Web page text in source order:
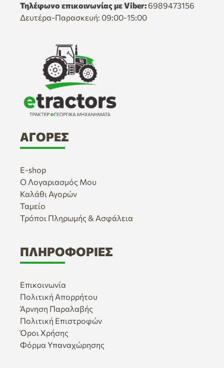
Τηλέφωνο επικοινωνίας με Viber: 6989473156
Δευτέρα-Παρασκευή: 09:00-15:00
ΑΓΟΡΈΣ
E-shop
Ο Λογαριασμός Μου
Καλάθι Αγορών
Ταμείο
Τρόποι Πληρωμής & Ασφάλεια
ΠΛΗΡΟΦΟΡΊΕΣ
Επικοινωνία
Πολιτική Απορρήτου
Άρνηση Παραλαβής
Πολιτική Επιστροφών
Όροι Χρήσης
Φόρμα Υπαναχώρησης